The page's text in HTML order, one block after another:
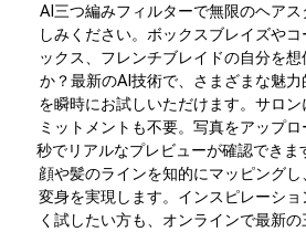
AI三つ編みフィルターで無限のヘア
しみください。ボックスブレイズや
ックス、フレンチブレイドの自分を
か？最新のAI技術で、さまざまな魅
を瞬時にお試しいただけます。サロ
ミットメントも不要。写真をアップ
秒でリアルなプレビューが確認できま
顔や髪のラインを知的にマッピング
変身を実現します。インスピレーシ
く試したい方も、オンラインで最新